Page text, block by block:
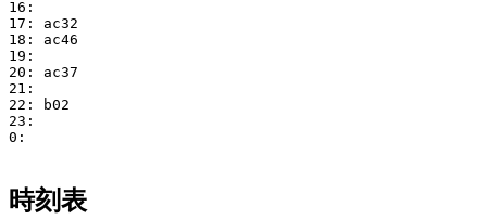
16:
17: ac32
18: ac46
19:
20: ac37
21:
22: b02
23:
0:
時刻表